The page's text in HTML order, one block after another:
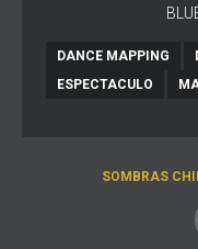
DANCE MAPPING
ESPECTACULO
SOMBRAS